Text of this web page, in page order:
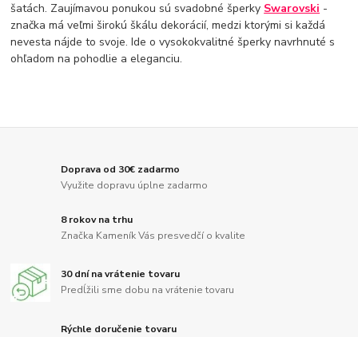
šatách. Zaujímavou ponukou sú svadobné šperky Swarovski -
značka má veľmi širokú škálu dekorácií, medzi ktorými si každá
nevesta nájde to svoje. Ide o vysokokvalitné šperky navrhnuté s
ohľadom na pohodlie a eleganciu.
Doprava od 30€ zadarmo
Využite dopravu úplne zadarmo
8 rokov na trhu
Značka Kameník Vás presvedčí o kvalite
30 dní na vrátenie tovaru
Predĺžili sme dobu na vrátenie tovaru
Rýchle doručenie tovaru